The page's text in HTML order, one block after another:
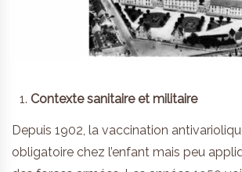
Contexte sanitaire et militaire
Depuis 1902, la vaccination
obligatoire chez l’enfant mais peu